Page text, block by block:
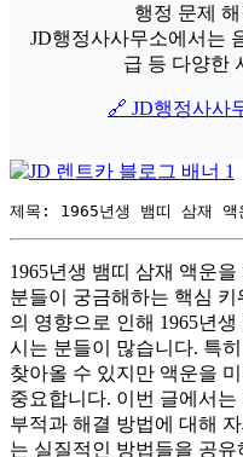
행정 문제
JD행정사사무소에서는
급 등 다양한
🔗 JD행정사사
1965년생 뱀띠 삼재 액운
분들이 궁금해하는 핵심
의 영향으로 인해 1965년
시는 분들이 많습니다. 특
찾아올 수 있지만 액운을
중요합니다. 이번 글에서
부적과 해결 방법에 대해
는 실질적인 방법들을 공